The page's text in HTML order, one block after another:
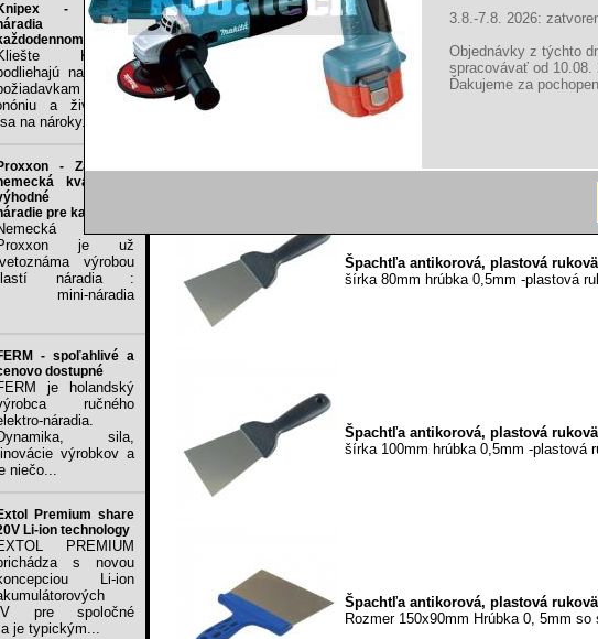
3.8.-7.8. 2026:
Objednávky z týchto
spracovávať od 10.08.
Ďakujeme za
- kvalita
v
použití.
KNIPEX
najvyšším
na
a životnosť.
na nároky...
- Zaručená
kvalita za
ceny,
pre každého
firma
je už
výrobou
náradia :
mini-náradia
- spoľahlivé a
dostupné
je holandský
ručného
náradia.
sila,
výrobkov a
niečo...
Premium share
Li-ion technology
PREMIUM
s novou
Li-ion
pre spoločné
je typickým...
Špachtľa antikorová, plastová
šírka 50mm hrúbka 0, 5mm -plastová
Špachtľa antikorová, plastová
šírka 80mm hrúbka 0,5mm -plastová
Špachtľa antikorová, plastová
šírka 100mm hrúbka 0,5mm -plastová
Špachtľa antikorová, plastová
Rozmer 150x90mm Hrúbka 0, 5mm